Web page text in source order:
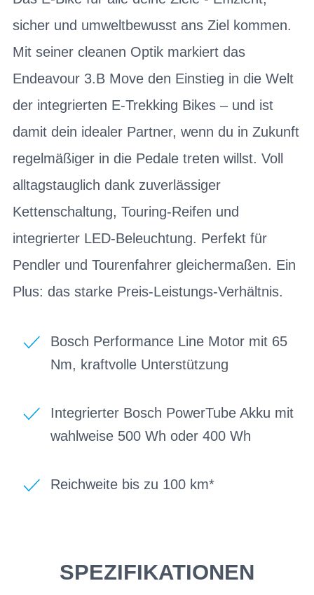
sicher und umweltbewusst ans Ziel kommen.
Mit seiner cleanen Optik markiert das
Endeavour 3.B Move den Einstieg in die Welt
der integrierten E-Trekking Bikes – und ist
damit dein idealer Partner, wenn du in Zukunft
regelmäßiger in die Pedale treten willst. Voll
alltagstauglich dank zuverlässiger
Kettenschaltung, Touring-Reifen und
integrierter LED-Beleuchtung. Perfekt für
Pendler und Tourenfahrer gleichermaßen. Ein
Plus: das starke Preis-Leistungs-Verhältnis.
Bosch Performance Line Motor mit 65
Nm, kraftvolle Unterstützung
Integrierter Bosch PowerTube Akku mit
wahlweise 500 Wh oder 400 Wh
Reichweite bis zu 100 km*
SPEZIFIKATIONEN